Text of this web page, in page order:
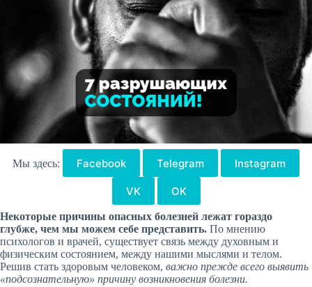
Мы здесь: Facebook Telegram Instagram
VK OK
Некоторые причины опасных болезней лежат гораздо
глубже, чем мы можем себе представить. По мнению
психологов и врачей, существует связь между духовным и
физическим состоянием, между нашими мыслями и телом.
Решив стать здоровым человеком, важно прежде всего выявить
«подсознательную» причину возникновения болезни.